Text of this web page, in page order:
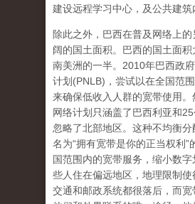
建设远程学习中心，及公共建筑
除此之外，巴西在普及网络上
阔的国土面积。巴西的国土面
南美洲的一半。2010年巴西政
计划(PNLB)，尝试以在全国范
来确保低收入人群的宽带使用。
网络计划只涵盖了巴西利亚和
忽略了北部地区。这种不均衡
名为“拥有宽带是你的正当权利”
国范围内的宽带服务，缩小数
些人住在偏远地区，地理限制使
交通和邮政系统都很落后，而宽